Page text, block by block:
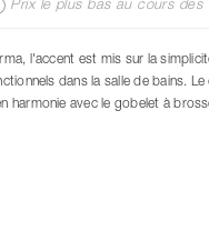
Prix le plus bas au cours
l'accent est mis sur la
dans la salle de bains.
harmonie avec le gobelet à